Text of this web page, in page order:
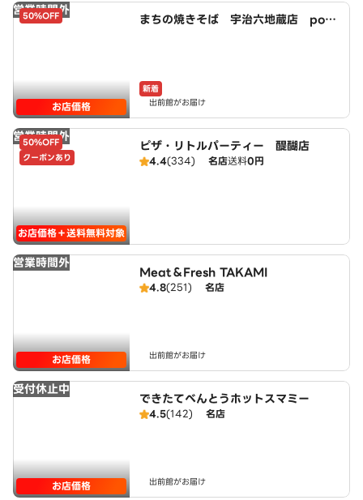
営業時間外
50%OFF
お店価格
まちの焼きそば 宇治六地蔵店 pow
新着
出前館がお届け
営業時間外
50%OFF
クーポンあり
お店価格＋送料無料対象
ピザ・リトルパーティー 醍醐店
4.4(334) 名店送料0円
営業時間外
お店価格
Meat＆Fresh TAKAMI
4.8(251) 名店
出前館がお届け
受付休止中
お店価格
できたてべんとうホットスマミー
4.5(142) 名店
出前館がお届け